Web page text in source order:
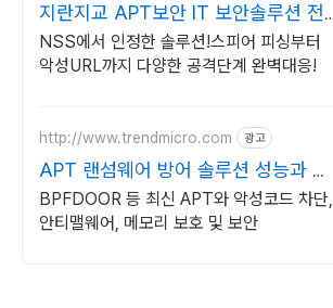
지란지교 APT보안 IT 보안솔루션 전
문기업
NSS에서 인정한 솔루션!스피어 피싱부터
악성URL까지 다양한 공격단계 완벽대응!
http://www.trendmicro.com 광고
APT 랜섬웨어 방어 솔루션 성능과 안
정성이 검증된 벤더
BPFDOOR 등 최신 APT와 악성코드 차단,
안티맬웨어, 메모리 보호 및 보안